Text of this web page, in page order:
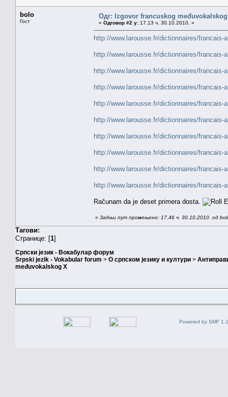
bolo
Гост
Одг: Izgovor francuskog
« Одговор #2 у: 17.13 ч. 30.10.2010. »
http://www.larousse.fr/dictionnaires/francais-
http://www.larousse.fr/dictionnaires/francais-
http://www.larousse.fr/dictionnaires/francais-
http://www.larousse.fr/dictionnaires/francais-
http://www.larousse.fr/dictionnaires/francais-
http://www.larousse.fr/dictionnaires/francais-
http://www.larousse.fr/dictionnaires/francais-
http://www.larousse.fr/dictionnaires/francais-
http://www.larousse.fr/dictionnaires/francais-
http://www.larousse.fr/dictionnaires/francais-
Računam da je deset primera dosta.
« Задњи пут промењено: 17.46 ч. 30.10.2010. од
Тагови:
Странице: [1]
Српски језик - Вокабулар форум
Srpski jezik - Vokabular forum > О српском језику и култури >
međuvokalskog X
Powered by SMF